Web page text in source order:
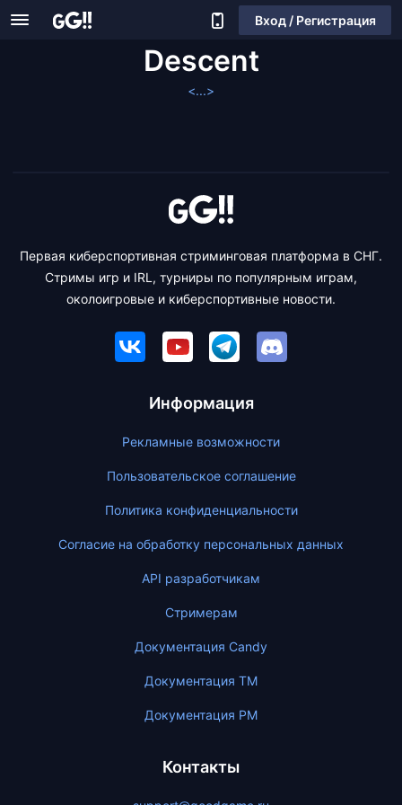
Вход / Регистрация
Descent
<...>
Первая киберспортивная стриминговая платформа в СНГ.
Стримы игр и IRL, турниры по популярным играм,
околоигровые и киберспортивные новости.
Информация
Рекламные возможности
Пользовательское соглашение
Политика конфиденциальности
Согласие на обработку персональных данных
API разработчикам
Стримерам
Документация Candy
Документация ТМ
Документация PM
Контакты